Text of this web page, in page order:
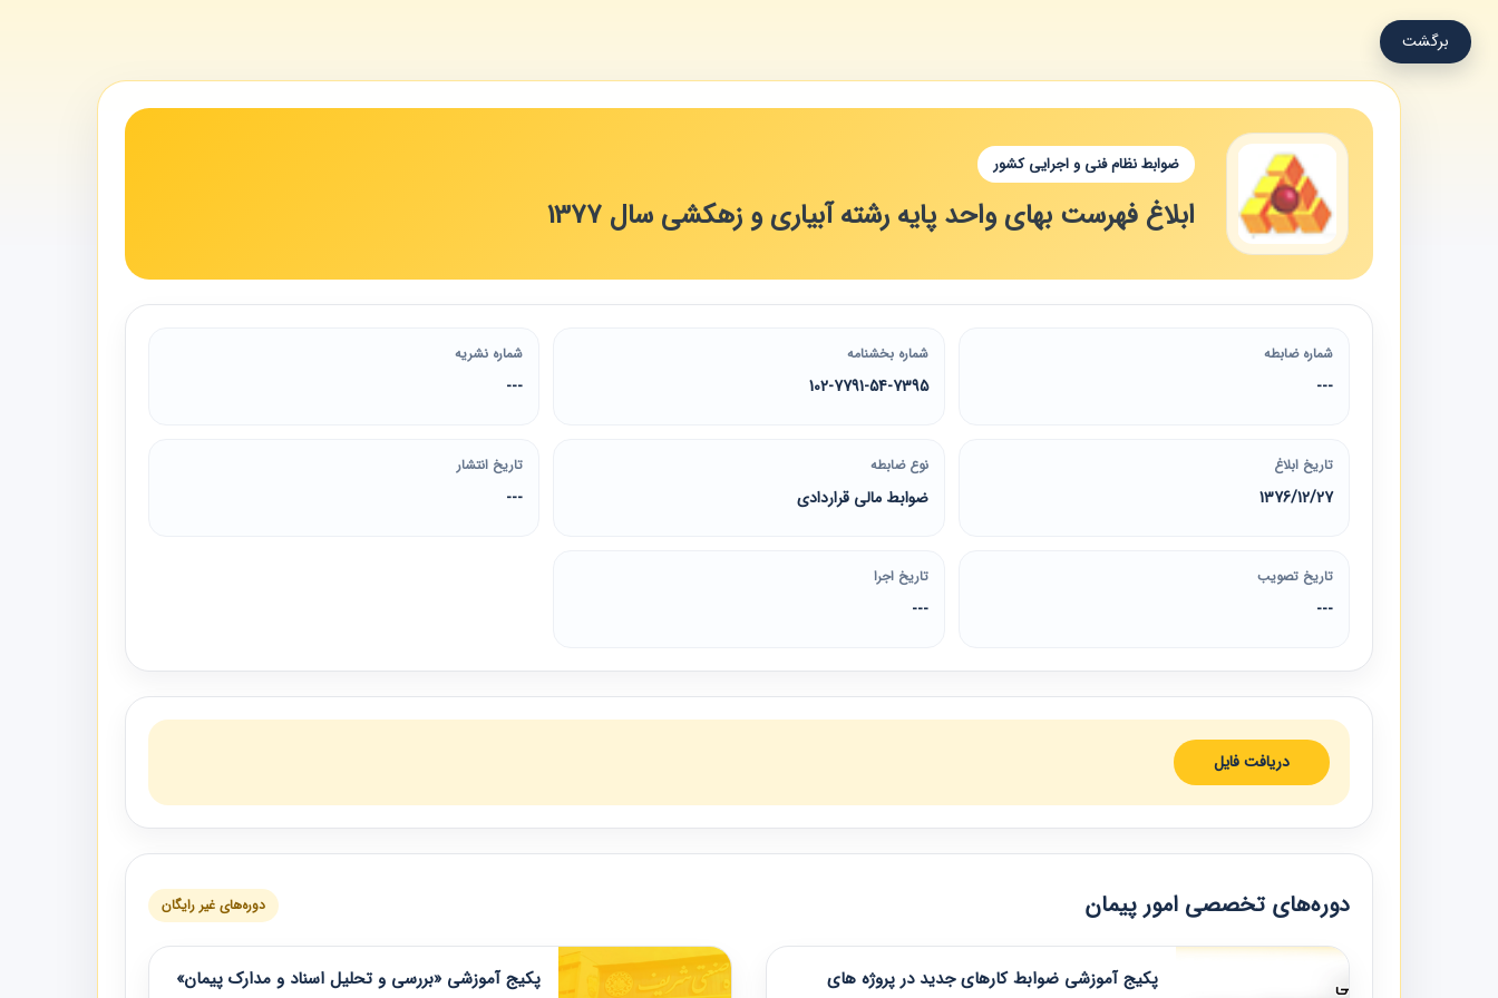
برگشت
ضوابط نظام فنی و اجرایی کشور
ابلاغ فهرست بهای واحد پایه رشته آبیاری و زهکشی سال 1377
شماره ضابطه
---
شماره بخشنامه
102-7791-54-7395
شماره نشریه
---
تاریخ ابلاغ
1376/12/27
نوع ضابطه
ضوابط مالی قراردادی
تاریخ انتشار
---
تاریخ تصویب
---
تاریخ اجرا
---
دریافت فایل
دوره‌های تخصصی امور پیمان دوره‌های غیر رایگان
پکیج آموزشی ضوابط کارهای جدید در پروژه های
پکیج آموزشی «بررسی و تحلیل اسناد و مدارک پیمان»